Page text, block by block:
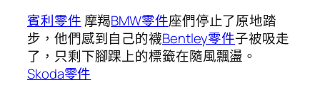
賓利零件 摩羯BMW零件座們停止了原地踏
步，他們感到自己的襪Bentley零件子被吸走
了，只剩下腳踝上的標籤在隨風飄盪。
Skoda零件